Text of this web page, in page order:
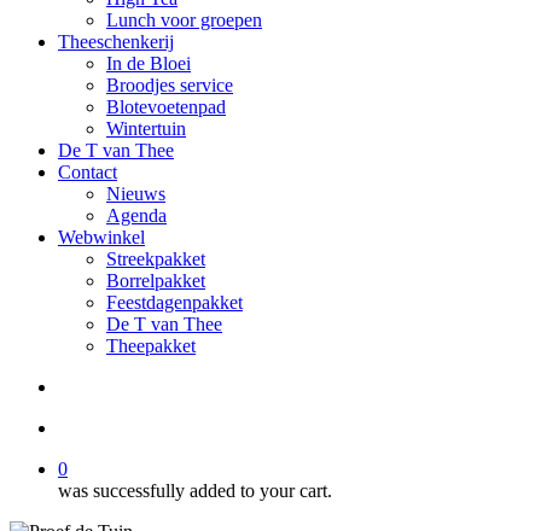
Lunch voor groepen
Theeschenkerij
In de Bloei
Broodjes service
Blotevoetenpad
Wintertuin
De T van Thee
Contact
Nieuws
Agenda
Webwinkel
Streekpakket
Borrelpakket
Feestdagenpakket
De T van Thee
Theepakket
0
was successfully added to your cart.